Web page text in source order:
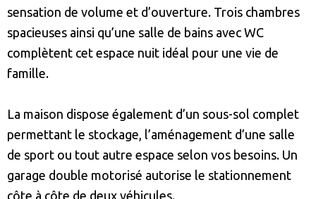
sensation de volume et d’ouverture. Trois chambres
spacieuses ainsi qu’une salle de bains avec WC
complètent cet espace nuit idéal pour une vie de
famille.
La maison dispose également d’un sous-sol complet
permettant le stockage, l’aménagement d’une salle
de sport ou tout autre espace selon vos besoins. Un
garage double motorisé autorise le stationnement
côte à côte de deux véhicules.